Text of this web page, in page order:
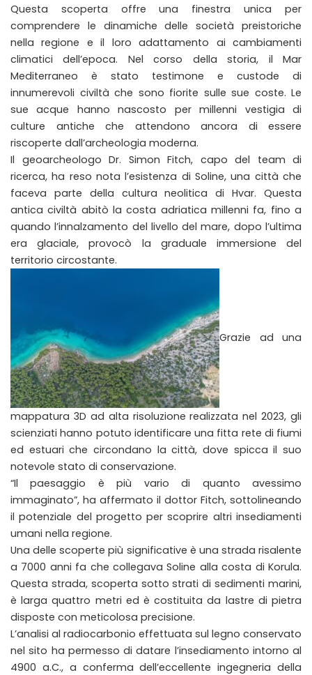
Questa scoperta offre una finestra unica per
comprendere le dinamiche delle società preistoriche
nella regione e il loro adattamento ai cambiamenti
climatici dell’epoca. Nel corso della storia, il Mar
Mediterraneo è stato testimone e custode di
innumerevoli civiltà che sono fiorite sulle sue coste. Le
sue acque hanno nascosto per millenni vestigia di
culture antiche che attendono ancora di essere
riscoperte dall’archeologia moderna.
Il geoarcheologo Dr. Simon Fitch, capo del team di
ricerca, ha reso nota l’esistenza di Soline, una città che
faceva parte della cultura neolitica di Hvar. Questa
antica civiltà abitò la costa adriatica millenni fa, fino a
quando l’innalzamento del livello del mare, dopo l’ultima
era glaciale, provocò la graduale immersione del
territorio circostante.
Grazie ad una
mappatura 3D ad alta risoluzione realizzata nel 2023, gli
scienziati hanno potuto identificare una fitta rete di fiumi
ed estuari che circondano la città, dove spicca il suo
notevole stato di conservazione.
“Il paesaggio è più vario di quanto avessimo
immaginato”, ha affermato il dottor Fitch, sottolineando
il potenziale del progetto per scoprire altri insediamenti
umani nella regione.
Una delle scoperte più significative è una strada risalente
a 7000 anni fa che collegava Soline alla costa di Korula.
Questa strada, scoperta sotto strati di sedimenti marini,
è larga quattro metri ed è costituita da lastre di pietra
disposte con meticolosa precisione.
L’analisi al radiocarbonio effettuata sul legno conservato
nel sito ha permesso di datare l’insediamento intorno al
4900 a.C., a conferma dell’eccellente ingegneria della